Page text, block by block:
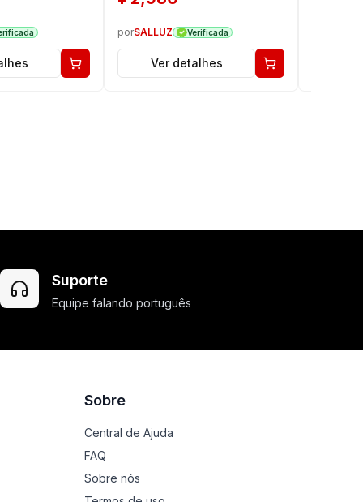
porSALLUZ Verificada
Ver detalhes
Suporte
Equipe falando português
Sobre
Central de Ajuda
FAQ
Sobre nós